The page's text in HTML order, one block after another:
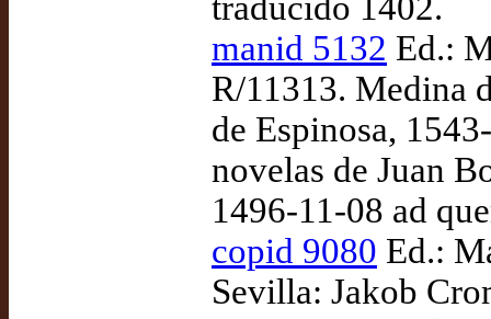
manid 5132 Ed.:
R/11313. Medina
de Espinosa,
novelas de Juan
1496-11-08 ad
copid 9080 Ed.:
Sevilla: Jakob